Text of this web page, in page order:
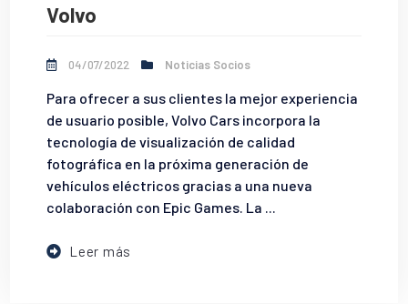
Volvo
04/07/2022 Noticias Socios
Para ofrecer a sus clientes la mejor experiencia
de usuario posible, Volvo Cars incorpora la
tecnología de visualización de calidad
fotográfica en la próxima generación de
vehículos eléctricos gracias a una nueva
colaboración con Epic Games. La ...
Leer más